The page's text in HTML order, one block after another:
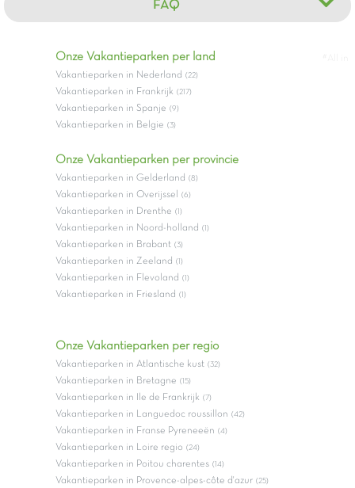
FAQ
Onze Vakantieparken per land
Vakantieparken in Nederland (22)
Vakantieparken in Frankrijk (217)
Vakantieparken in Spanje (9)
Vakantieparken in Belgie (3)
Onze Vakantieparken per provincie
Vakantieparken in Gelderland (8)
Vakantieparken in Overijssel (6)
Vakantieparken in Drenthe (1)
Vakantieparken in Noord-holland (1)
Vakantieparken in Brabant (3)
Vakantieparken in Zeeland (1)
Vakantieparken in Flevoland (1)
Vakantieparken in Friesland (1)
Onze Vakantieparken per regio
Vakantieparken in Atlantische kust (32)
Vakantieparken in Bretagne (15)
Vakantieparken in Ile de Frankrijk (7)
Vakantieparken in Languedoc roussillon (42)
Vakantieparken in Franse Pyreneeën (4)
Vakantieparken in Loire regio (24)
Vakantieparken in Poitou charentes (14)
Vakantieparken in Provence-alpes-côte d'azur (25)